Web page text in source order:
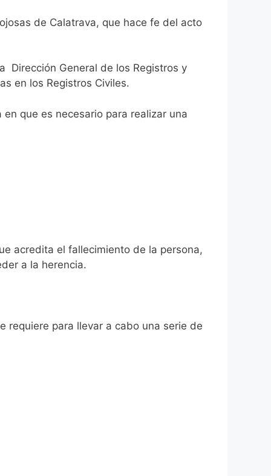
de Calatrava, que hace fe del acto
Dirección General de los Registros y
en los Registros Civiles.
que es necesario para realizar una
acredita el fallecimiento de la persona,
a la herencia.
requiere para llevar a cabo una serie de